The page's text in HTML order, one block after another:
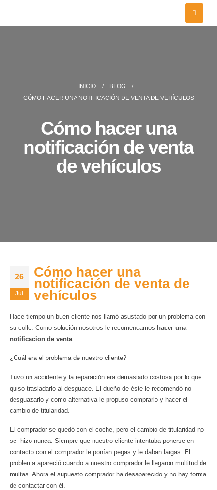
INICIO
BLOG
CÓMO HACER UNA NOTIFICACIÓN DE VENTA DE VEHÍCULOS
Cómo hacer una
notificación de venta
de vehículos
26
Jul
Cómo hacer una
notificación de venta de
vehículos
Hace tiempo un buen cliente nos llamó asustado por un problema con
su colle. Como solución nosotros le recomendamos hacer una
notificacion de venta.
¿Cuál era el problema de nuestro cliente?
Tuvo un accidente y la reparación era demasiado costosa por lo que
quiso trasladarlo al desguace. El dueño de éste le recomendó no
desguazarlo y como alternativa le propuso comprarlo y hacer el
cambio de titularidad.
El comprador se quedó con el coche, pero el cambio de titularidad no
se hizo nunca. Siempre que nuestro cliente intentaba ponerse en
contacto con el comprador le ponían pegas y le daban largas. El
problema apareció cuando a nuestro comprador le llegaron multitud de
multas. Ahora el supuesto comprador ha desaparecido y no hay forma
de contactar con él.